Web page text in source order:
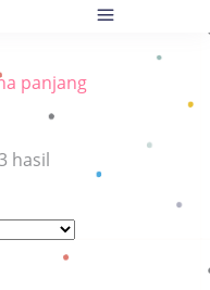
panjang
hasil